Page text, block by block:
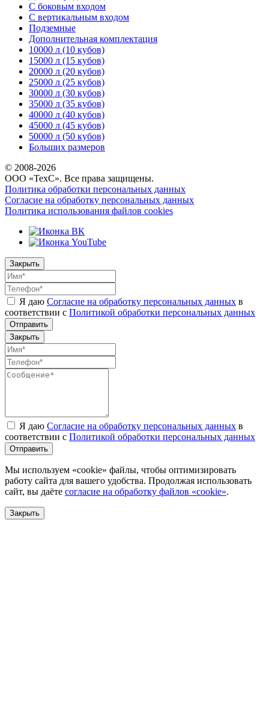
С боковым входом
С вертикальным входом
Подземные
Дополнительная комплектация
10000 л (10 кубов)
15000 л (15 кубов)
20000 л (20 кубов)
25000 л (25 кубов)
30000 л (30 кубов)
35000 л (35 кубов)
40000 л (40 кубов)
45000 л (45 кубов)
50000 л (50 кубов)
Больших размеров
© 2008-2026
ООО «ТехС». Все права защищены.
Политика обработки персональных данных
Согласие на обработку персональных данных
Политика использования файлов cookies
Закрыть
Я даю Согласие на обработку персональных данных в
соответствии с Политикой обработки персональных данных
Отправить
Закрыть
Я даю Согласие на обработку персональных данных в
соответствии с Политикой обработки персональных данных
Отправить
Мы используем «cookie» файлы, чтобы оптимизировать
работу сайта для вашего удобства. Продолжая использовать
сайт, вы даёте согласие на обработку файлов «cookie».
Закрыть